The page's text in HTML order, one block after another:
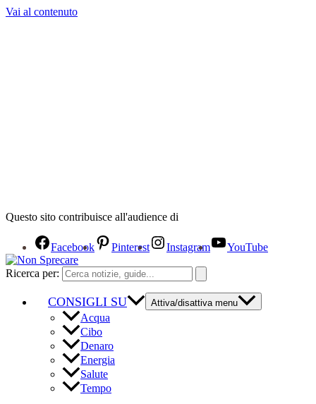
Vai al contenuto
Questo sito contribuisce all'audience di
Facebook Pinterest Instagram YouTube
Ricerca per:
CONSIGLI SU Attiva/disattiva menu
Acqua
Cibo
Denaro
Energia
Salute
Tempo